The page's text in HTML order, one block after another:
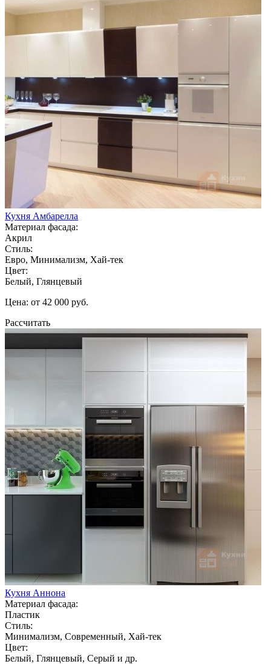
Кухня Амбарелла
Материал фасада:
Акрил
Стиль:
Евро, Минимализм, Хай-тек
Цвет:
Белый, Глянцевый
Цена: от 42 000 руб.
Рассчитать
Кухня Аннона
Материал фасада:
Пластик
Стиль:
Минимализм, Современный, Хай-тек
Цвет:
Белый, Глянцевый, Серый и др.